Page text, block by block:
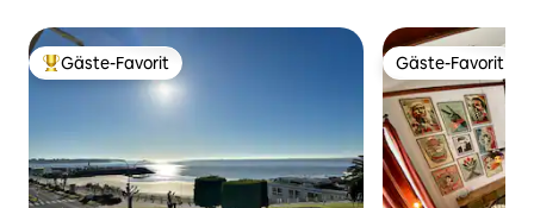
Beliebter Gäste-Favorit.
Gäste-Favorit Gäste-Favorit
Gäste-Favorit